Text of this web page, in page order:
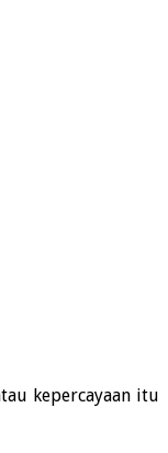
kepercayaan itu